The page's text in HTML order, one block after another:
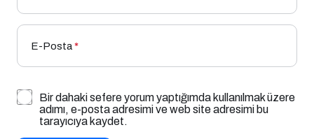
E-Posta*
Bir dahaki sefere yorum yaptığımda kullanılmak üzere
adımı, e-posta adresimi ve web site adresimi bu
tarayıcıya kaydet.